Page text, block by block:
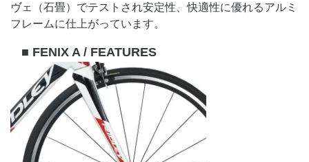
ヴェ（石畳）でテストされ安定性、快適性に優れるアルミ
フレームに仕上がっています。
■ FENIX A / FEATURES